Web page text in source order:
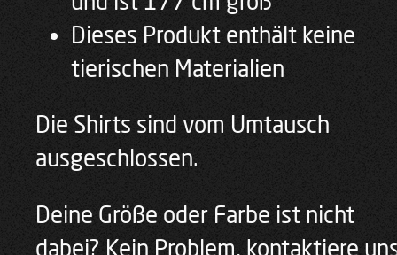
Dieses Produkt enthält keine
tierischen Materialien
Die Shirts sind vom Umtausch
ausgeschlossen.
Deine Größe oder Farbe ist nicht
dabei? Kein Problem, kontaktiere